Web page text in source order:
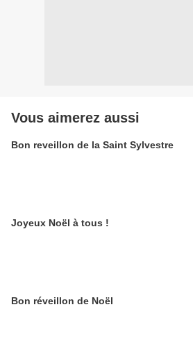
Vous aimerez aussi
Bon reveillon de la Saint Sylvestre
Joyeux Noël à tous !
Bon réveillon de Noël